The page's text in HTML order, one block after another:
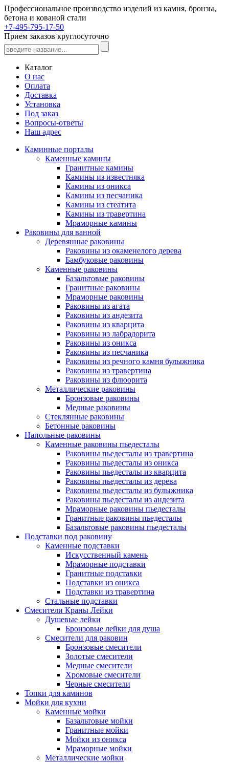
Профессиональное производство изделий из камня, бронзы,
бетона и кованой стали
+7-495-795-17-50
Прием заказов круглосуточно
Каталог
О нас
Оплата
Доставка
Установка
Под заказ
Вопросы-ответы
Наш адрес
Каминные порталы
Каменные камины
Гранитные камины
Камины из известняка
Камины из оникса
Камины из песчаника
Камины из стеатита
Камины из травертина
Мраморные камины
Раковины для ванной
Деревянные раковины
Раковины из окаменелого дерева
Бамбуковые раковины
Каменные раковины
Базальтовые раковины
Гранитные раковины
Мраморные раковины
Раковины из агата
Раковины из андезита
Раковины из кварцита
Раковины из лабрадорита
Раковины из оникса
Раковины из песчаника
Раковины из речного камня булыжника
Раковины из травертина
Раковины из флюорита
Металлические раковины
Бронзовые раковины
Медные раковины
Стеклянные раковины
Бетонные раковины
Напольные раковины
Каменные раковины пьедесталы
Раковины пьедесталы из травертина
Раковины пьедесталы из оникса
Раковины пьедесталы из кварцита
Раковины пьедесталы из дерева
Раковины пьедесталы из булыжника
Раковины пьедесталы из андезита
Мраморные раковины пьедесталы
Гранитные раковины пьедесталы
Базальтовые раковины пьедесталы
Подставки под раковину
Каменные подставки
Искусственный камень
Мраморные подставки
Гранитные подставки
Подставки из оникса
Подставки из травертина
Стальные подставки
Смесители Краны Лейки
Душевые лейки
Бронзовые лейки для душа
Смесители для раковин
Бронзовые смесители
Золотые смесители
Медные смесители
Хромовые смесители
Черные смесители
Топки для каминов
Мойки для кухни
Каменные мойки
Базальтовые мойки
Гранитные мойки
Мойки из оникса
Мраморные мойки
Металлические мойки